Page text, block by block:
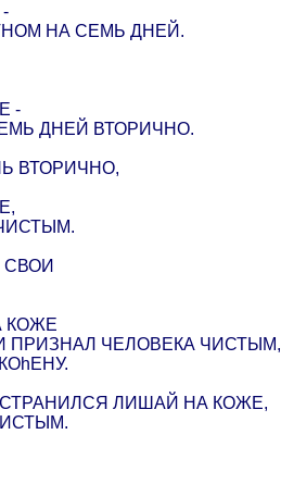
НА СЕМЬ ДНЕЙ.
-
ДНЕЙ ВТОРИЧНО.
ВТОРИЧНО,
КОЖЕ
ПРИЗНАЛ ЧЕЛОВЕКА ЧИСТЫМ,
ЛИШАЙ НА КОЖЕ,